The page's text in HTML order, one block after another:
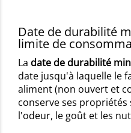
Date de durabilité
limite de
La date de durabilité
date jusqu'à laquelle le
aliment (non ouvert et
conserve ses
l'odeur, le goût et les